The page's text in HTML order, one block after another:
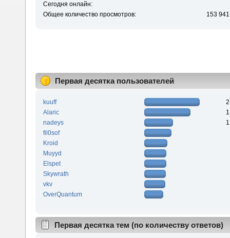
Сегодня онлайн:
Общее количество просмотров:
153
Первая десятка пользователей
kuuff
Alaric
nadeys
fil0sof
Kroid
Muyyd
Elspet
Skywrath
vkv
OverQuantum
Первая десятка тем (по количеству ответов)